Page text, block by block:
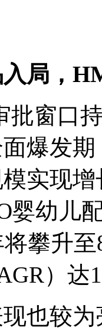
局，
窗口持
爆发
实现增
婴幼儿
攀升
）达
较为